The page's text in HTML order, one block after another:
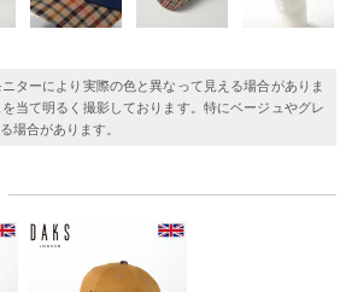
ターにより実際の色と異なって見える場合がありま
当て明るく撮影しております。特にベージュやグレ
場合があります。